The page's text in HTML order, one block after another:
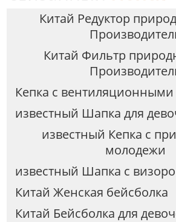
Китай Редуктор
Китай Фильтр
Кепка с вентиляционными
известный Шапка для
известный Кепка с
молодежи
известный Шапка с
Китай Женская бейсболка
Китай Бейсболка для